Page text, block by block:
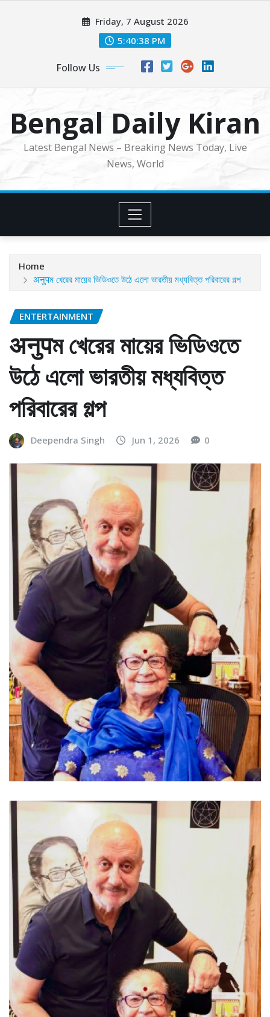
Friday, 7 August 2026
5:40:40 PM
Follow Us
Bengal Daily Kiran
Latest Bengal News – Breaking News Today, Live
News, World
Home
अनुपম খেরের মায়ের ভিডিওতে উঠে এলো ভারতীয় মধ্যবিত্ত পরিবারের গল্প
ENTERTAINMENT
अनुपম খেরের মায়ের ভিডিওতে
উঠে এলো ভারতীয় মধ্যবিত্ত
পরিবারের গল্প
Deependra Singh Jun 1, 2026 0